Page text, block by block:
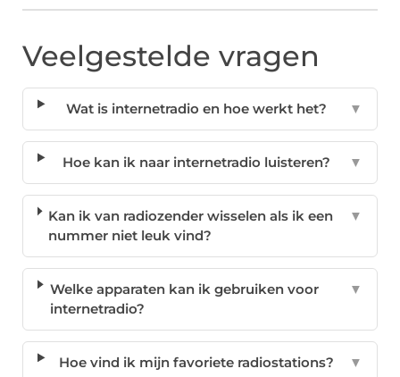
Veelgestelde vragen
Wat is internetradio en hoe werkt het? ▼
Hoe kan ik naar internetradio luisteren? ▼
Kan ik van radiozender wisselen als ik een
nummer niet leuk vind?
▼
Welke apparaten kan ik gebruiken voor
internetradio?
▼
Hoe vind ik mijn favoriete radiostations? ▼